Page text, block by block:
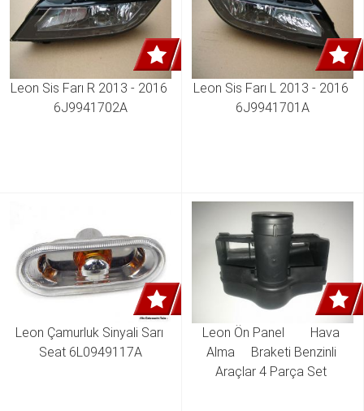
Leon Sis Farı R 2013 - 2016
6J9941702A
Leon Sis Farı L 2013 - 2016
6J9941701A
Leon Çamurluk Sinyali Sarı
Seat 6L0949117A
Leon Ön Panel        Hava
Alma     Braketi Benzinli
Araçlar 4 Parça Set